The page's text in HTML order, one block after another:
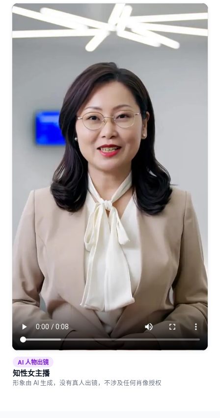
AI 人物出镜
知性女主播
形象由 AI 生成，没有真人出镜，不涉及任何肖像授权